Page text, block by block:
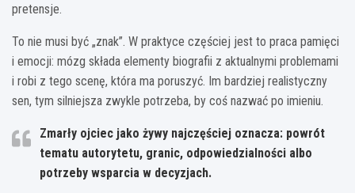
pretensje.
To nie musi być „znak”. W praktyce częściej jest to praca pamięci
i emocji: mózg składa elementy biografii z aktualnymi problemami
i robi z tego scenę, która ma poruszyć. Im bardziej realistyczny
sen, tym silniejsza zwykle potrzeba, by coś nazwać po imieniu.
Zmarły ojciec jako żywy najczęściej oznacza: powrót
tematu autorytetu, granic, odpowiedzialności albo
potrzeby wsparcia w decyzjach.